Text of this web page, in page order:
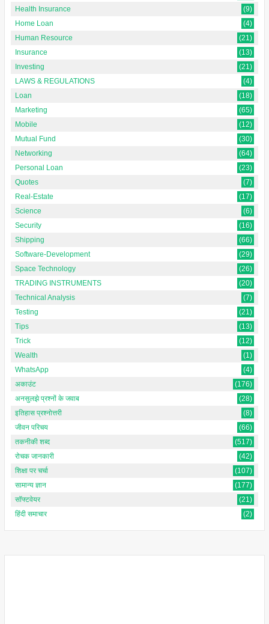
Health Insurance
(9)
Home Loan
(4)
Human Resource
(21)
Insurance
(13)
Investing
(21)
LAWS & REGULATIONS
(4)
Loan
(18)
Marketing
(65)
Mobile
(12)
Mutual Fund
(30)
Networking
(64)
Personal Loan
(23)
Quotes
(7)
Real-Estate
(17)
Science
(6)
Security
(16)
Shipping
(66)
Software-Development
(29)
Space Technology
(26)
TRADING INSTRUMENTS
(20)
Technical Analysis
(7)
Testing
(21)
Tips
(13)
Trick
(12)
Wealth
(1)
WhatsApp
(4)
अकाउंट
(176)
अनसुलझे प्रश्नों के जवाब
(28)
इतिहास प्रश्नोत्तरी
(8)
जीवन परिचय
(66)
तकनीकी शब्द
(517)
रोचक जानकारी
(42)
शिक्षा पर चर्चा
(107)
सामान्य ज्ञान
(177)
सॉफ्टवेयर
(21)
हिंदी समाचार
(2)